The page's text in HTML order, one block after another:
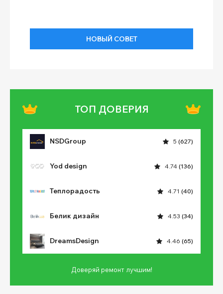
НОВЫЙ СОВЕТ
ТОП ДОВЕРИЯ
NSDGroup 5 (627)
Yod design 4.74 (136)
Теплорадость 4.71 (40)
Белик дизайн 4.53 (34)
DreamsDesign 4.46 (65)
Доверяй ремонт лучшим!